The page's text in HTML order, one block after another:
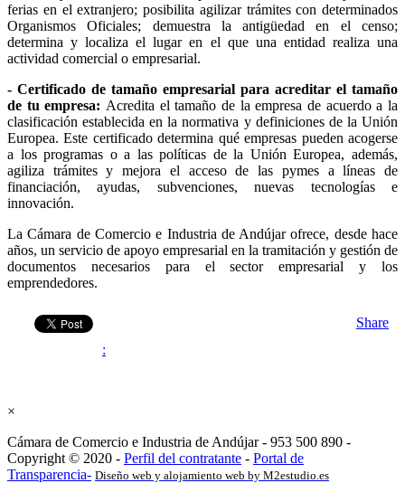
ferias en el extranjero; posibilita agilizar trámites con determinados
Organismos Oficiales; demuestra la antigüedad en el censo;
determina y localiza el lugar en el que una entidad realiza una
actividad comercial o empresarial.
- Certificado de tamaño empresarial para acreditar el tamaño
de tu empresa: Acredita el tamaño de la empresa de acuerdo a la
clasificación establecida en la normativa y definiciones de la Unión
Europea. Este certificado determina qué empresas pueden acogerse
a los programas o a las políticas de la Unión Europea, además,
agiliza trámites y mejora el acceso de las pymes a líneas de
financiación, ayudas, subvenciones, nuevas tecnologías e
innovación.
La Cámara de Comercio e Industria de Andújar ofrece, desde hace
años, un servicio de apoyo empresarial en la tramitación y gestión de
documentos necesarios para el sector empresarial y los
emprendedores.
Share
:
×
Cámara de Comercio e Industria de Andújar - 953 500 890 -
Copyright © 2020 - Perfil del contratante - Portal de
Transparencia- Diseño web y alojamiento web by M2estudio.es